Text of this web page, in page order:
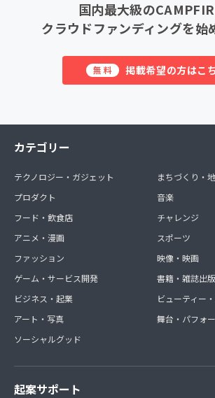
国内最大級の
クラウドファンディングを始
無料 掲載希望の方はこ
カテゴリー
テクノロジー・ガジェット
プロダクト
フード・飲食店
アニメ・漫画
ファッション
ゲーム・サービス開発
ビジネス・起業
アート・写真
ソーシャルグッド
まちづくり・
音楽
チャレンジ
スポーツ
映像・映画
書籍・雑誌出版
ビューティー
舞台・パフォ
起案サポート